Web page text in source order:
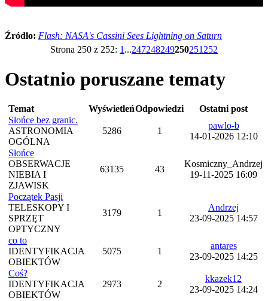
Źródło: Flash: NASA's Cassini Sees Lightning on Saturn
Strona 250 z 252: 1 ...247248249250251 252
Ostatnio poruszane tematy
Temat WyświetleńOdpowiedzi
Ostatni post
Słońce bez granic.
ASTRONOMIA
OGÓLNA
5286 1
pawlo-b
14-01-2026 12:10
Słońce
OBSERWACJE
NIEBIA I
ZJAWISK
63135 43
Kosmiczny_Andrzej
19-11-2025 16:09
Początek Pasji
TELESKOPY I
SPRZĘT
OPTYCZNY
3179 1
Andrzej
23-09-2025 14:57
co to
IDENTYFIKACJA
OBIEKTÓW
5075 1
antares
23-09-2025 14:25
Coś?
IDENTYFIKACJA
OBIEKTÓW
2973 2
kkazek12
23-09-2025 14:24